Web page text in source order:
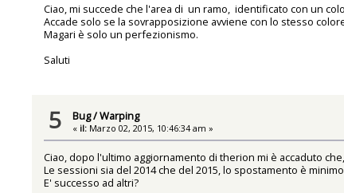
Ciao, mi succede che l'area di un ramo, identificato con un
Accade solo se la sovrapposizione avviene con lo stesso
Magari è solo un perfezionismo.
Saluti
5 Bug/Warping
« il: Marzo 02, 2015, 10:46:34 am »
Ciao, dopo l'ultimo aggiornamento di therion mi è accaduto
Le sessioni sia del 2014 che del 2015, lo spostamento è
E' successo ad altri?